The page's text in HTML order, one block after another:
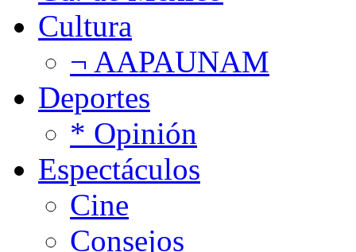
Cultura
¬ AAPAUNAM
Deportes
* Opinión
Espectáculos
Cine
Consejos